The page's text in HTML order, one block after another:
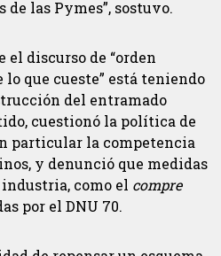
las Pymes”, sostuvo.
discurso de “orden
que cueste” está teniendo
del entramado
cuestionó la política de
particular la competencia
y denunció que medidas
como el compre
por el DNU 70.